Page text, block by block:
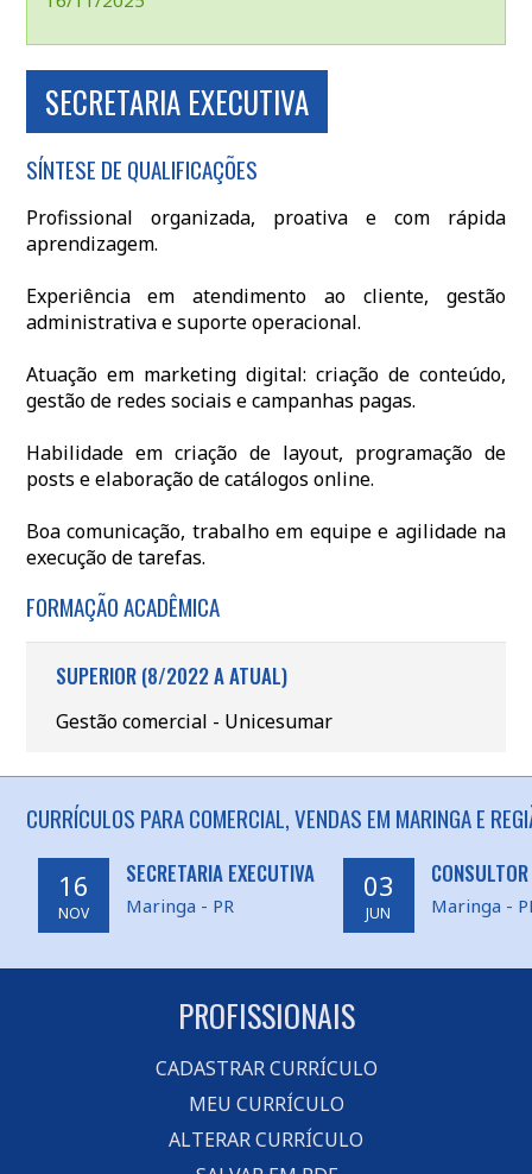
SECRETARIA EXECUTIVA
SÍNTESE DE QUALIFICAÇÕES
Profissional organizada, proativa e com rápida
aprendizagem.
Experiência em atendimento ao cliente, gestão
administrativa e suporte operacional.
Atuação em marketing digital: criação de conteúdo,
gestão de redes sociais e campanhas pagas.
Habilidade em criação de layout, programação de
posts e elaboração de catálogos online.
Boa comunicação, trabalho em equipe e agilidade na
execução de tarefas.
FORMAÇÃO ACADÊMICA
SUPERIOR (8/2022 A ATUAL)
Gestão comercial - Unicesumar
CURRÍCULOS PARA COMERCIAL, VENDAS EM MARINGA E
16
NOV
SECRETARIA EXECUTIVA
Maringa - PR
03
JUN
CONSULTOR
Maringa -
PROFISSIONAIS
CADASTRAR CURRÍCULO
MEU CURRÍCULO
ALTERAR CURRÍCULO